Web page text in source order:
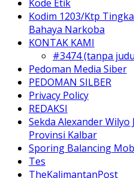
Kode Etik
Kodim 1203/Ktp
Bahaya Narkoba
KONTAK KAMI
#3474 (tanpa
Pedoman Media Siber
PEDOMAN SILBER
Privacy Policy
REDAKSI
Sekda Alexander Wilyo
Provinsi Kalbar
Sporing Balancing
Tes
TheKalimantanPost